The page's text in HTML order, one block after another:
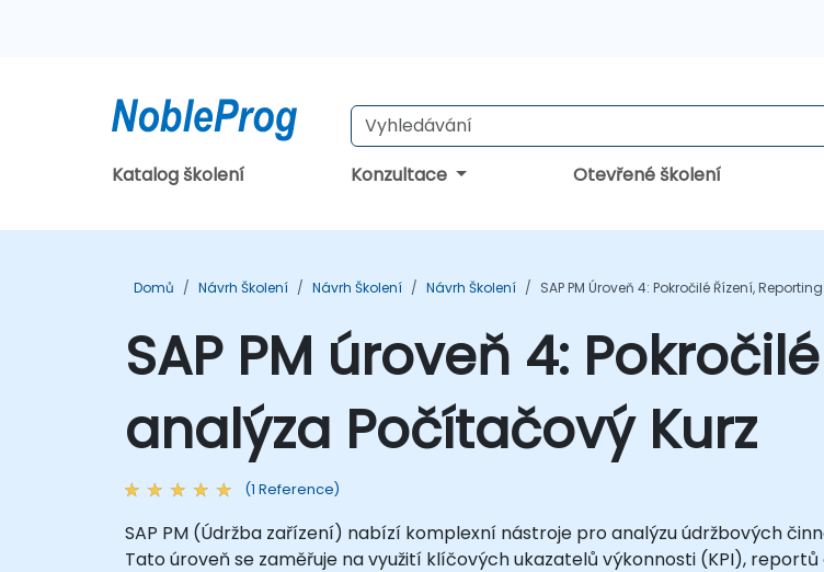
Katalog školení Konzultace Otevřené školení
Domů Návrh Školení Návrh Školení Návrh Školení SAP PM Úroveň 4: Pokročilé Řízení,
SAP PM úroveň 4:
analýza Počítačový Kurz
(1 Reference)
SAP PM (Údržba zařízení) nabízí komplexní nástroje pro analýzu údržbových
Tato úroveň se zaměřuje na využití klíčových ukazatelů výkonnosti (KPI),